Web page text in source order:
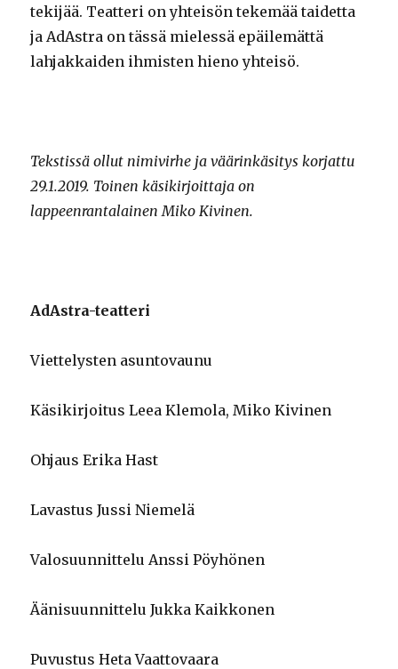
tekijää. Teatteri on yhteisön tekemää taidetta
ja AdAstra on tässä mielessä epäilemättä
lahjakkaiden ihmisten hieno yhteisö.
Tekstissä ollut nimivirhe ja väärinkäsitys korjattu
29.1.2019. Toinen käsikirjoittaja on
lappeenrantalainen Miko Kivinen.
AdAstra-teatteri
Viettelysten asuntovaunu
Käsikirjoitus Leea Klemola, Miko Kivinen
Ohjaus Erika Hast
Lavastus Jussi Niemelä
Valosuunnittelu Anssi Pöyhönen
Äänisuunnittelu Jukka Kaikkonen
Puvustus Heta Vaattovaara